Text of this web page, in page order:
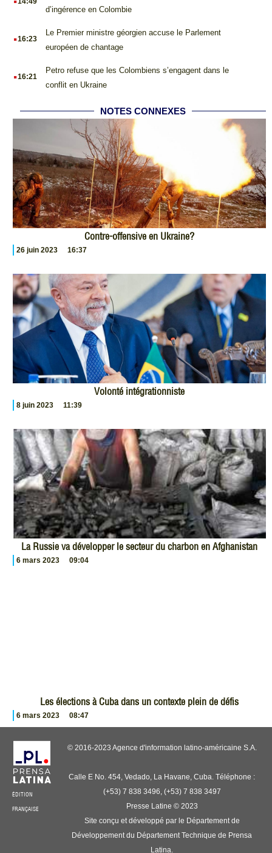
d’ingérence en Colombie
.16:23
Le Premier ministre géorgien accuse le Parlement
européen de chantage
.16:21
Petro refuse que les Colombiens s’engagent dans le
conflit en Ukraine
NOTES CONNEXES
Contre-offensive en Ukraine?
26 juin 2023 16:37
Volonté intégrationniste
8 juin 2023 11:39
La Russie va développer le secteur du charbon en Afghanistan
6 mars 2023 09:04
Les élections à Cuba dans un contexte plein de défis
6 mars 2023 08:47
ÉDITION
FRANÇAISE
© 2016-2023 Agence d'information latino-américaine S.A.
Calle E No. 454, Vedado, La Havane, Cuba. Téléphone :
(+53) 7 838 3496, (+53) 7 838 3497
Presse Latine © 2023
Site conçu et développé par le Département de
Développement du Département Technique de Prensa
Latina.